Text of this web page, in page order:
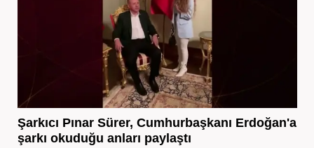
Şarkıcı Pınar Sürer, Cumhurbaşkanı Erdoğan'a
şarkı okuduğu anları paylaştı